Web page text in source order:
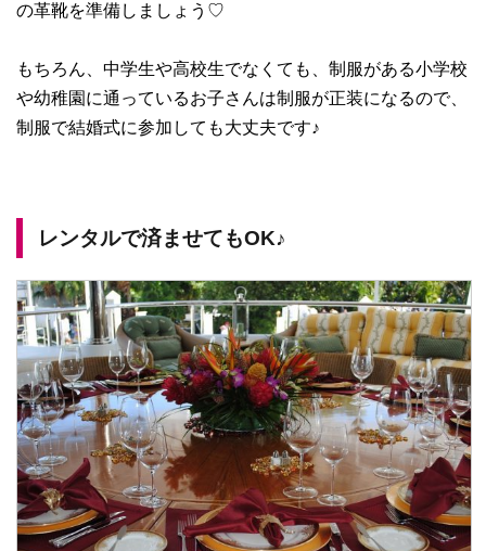
の革靴を準備しましょう♡
もちろん、中学生や高校生でなくても、制服がある小学校
や幼稚園に通っているお子さんは制服が正装になるので、
制服で結婚式に参加しても大丈夫です♪
レンタルで済ませてもOK♪